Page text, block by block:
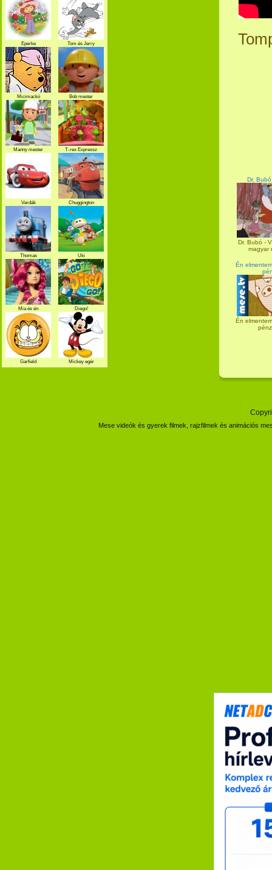
Dr.
Dr. Bubó -
magyar
Én
Én
Eperke Tom és Jerry
Micimackó Bob mester
Manny mester T-rex Expressz
Verdák Chuggington
Thomas Uki
Mia és én Diego!
Garfield Mickey egér
Mese videók és gyerek filmek, rajzfilmek és animációs